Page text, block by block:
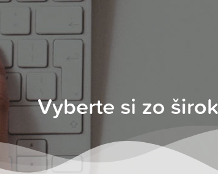
Vyberte si zo